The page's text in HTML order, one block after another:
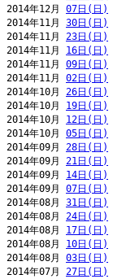
2014年12月 07日(日)
2014年11月 30日(日)
2014年11月 23日(日)
2014年11月 16日(日)
2014年11月 09日(日)
2014年11月 02日(日)
2014年10月 26日(日)
2014年10月 19日(日)
2014年10月 12日(日)
2014年10月 05日(日)
2014年09月 28日(日)
2014年09月 21日(日)
2014年09月 14日(日)
2014年09月 07日(日)
2014年08月 31日(日)
2014年08月 24日(日)
2014年08月 17日(日)
2014年08月 10日(日)
2014年08月 03日(日)
2014年07月 27日(日)